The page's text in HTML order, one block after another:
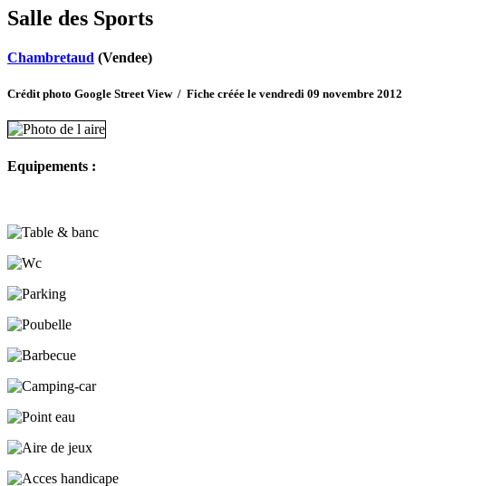
Salle des Sports
Chambretaud (Vendee)
Crédit photo Google Street View / Fiche créée le vendredi 09 novembre 2012
Equipements :